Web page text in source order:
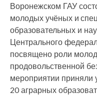
Воронежском ГАУ
молодых учёных и
образовательных и
Центрального
посвящено роли
продовольственной
мероприятии приняли
20 аграрных